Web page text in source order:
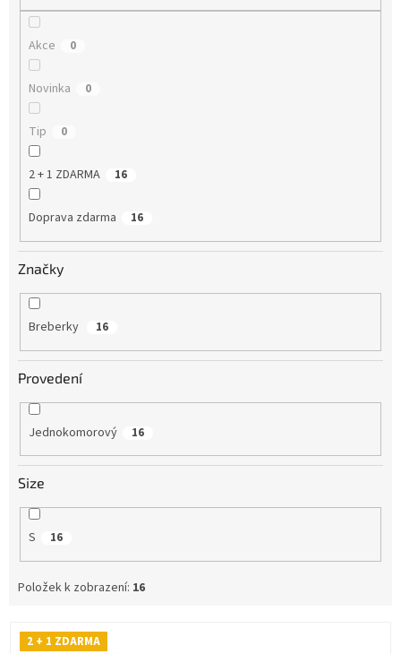
Akce 0
Novinka 0
Tip 0
2 + 1 ZDARMA 16
Doprava zdarma 16
Značky
Breberky 16
Provedení
Jednokomorový 16
Size
S 16
Položek k zobrazení: 16
2 + 1 ZDARMA